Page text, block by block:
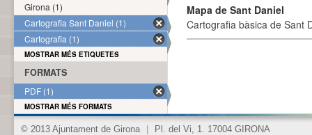
Mapa de Sant Daniel
Cartografia bàsica de Sant
Girona (1)
Cartografia Sant Daniel (1)
Cartografia (1)
MOSTRAR MÉS ETIQUETES
FORMATS
PDF (1)
MOSTRAR MÉS FORMATS
© 2013 Ajuntament de Girona Pl. del Vi, 1. 17004 GIRONA